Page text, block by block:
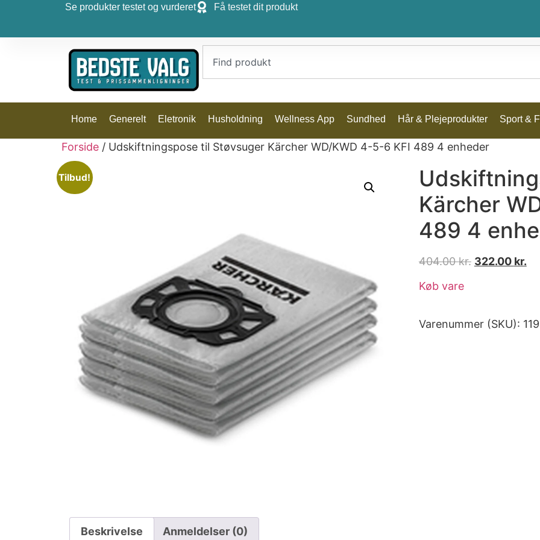
Se produkter testet og vurderet Få testet dit produkt
Home Generelt Eletronik Husholdning Wellness App Sundhed Hår & Plejeprodukter Sport &
Forside / Udskiftningspose til Støvsuger Kärcher WD/KWD 4-5-6 KFI 489 4 enheder
Tilbud!
Kärcher
489 4
404.00kr. 322.00 kr.
Køb vare
Varenummer (SKU):
Beskrivelse Anmeldelser (0)